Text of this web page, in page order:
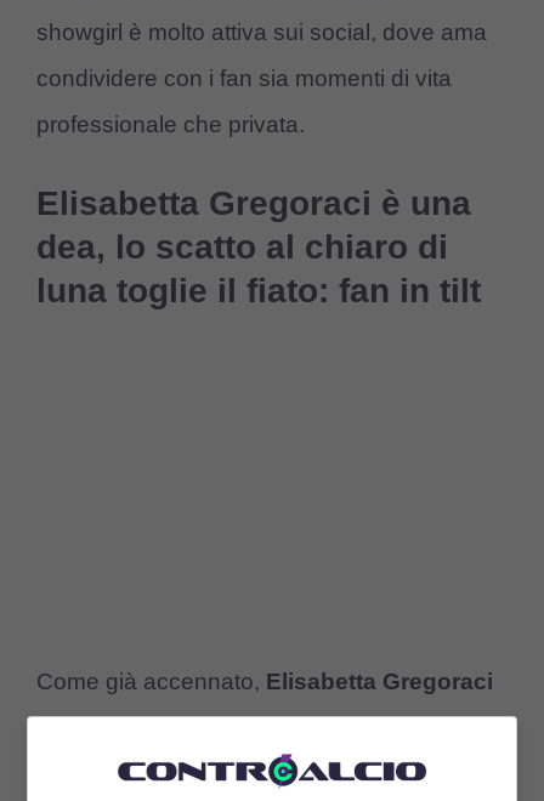
showgirl è molto attiva sui social, dove ama
condividere con i fan sia momenti di vita
professionale che privata.
Elisabetta Gregoraci è una
dea, lo scatto al chiaro di
luna toglie il fiato: fan in tilt
Come già accennato, Elisabetta Gregoraci
network: il suo profilo Instagram – infatti – ha